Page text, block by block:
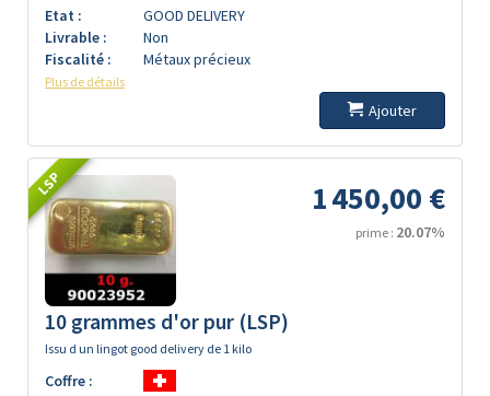
Etat :
GOOD DELIVERY
Livrable :
Non
Fiscalité :
Métaux précieux
Plus de détails
Ajouter
LSP 1 450,00 €
prime : 20.07%
10 grammes d'or pur (LSP)
Issu d un lingot good delivery de 1 kilo
Coffre :